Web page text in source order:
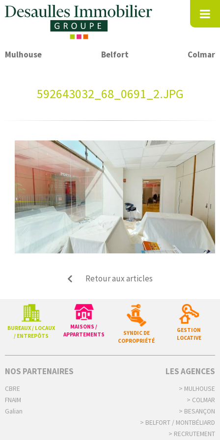
Mulhouse Belfort Colmar
592643032_68_0691_2.JPG
Retour aux articles
BUREAUX / LOCAUX
/ ENTREPÔTS
MAISONS /
APPARTEMENTS
SYNDIC DE
COPROPRIÉTÉ
GESTION
LOCATIVE
NOS PARTENAIRES
CBRE
FNAIM
Galian
LES AGENCES
> MULHOUSE
> COLMAR
> BESANÇON
> BELFORT / MONTBÉLIARD
> RECRUTEMENT